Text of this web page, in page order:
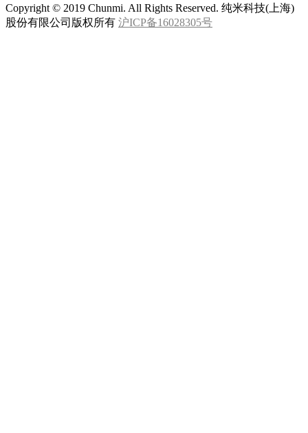
Copyright © 2019 Chunmi. All Rights Reserved. 纯米科技(上海)
股份有限公司版权所有 沪ICP备16028305号